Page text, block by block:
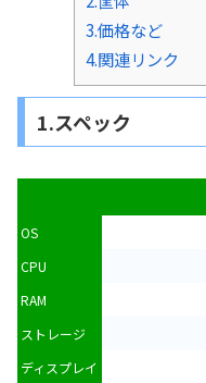
3.価格など
4.関連リンク
1.スペック
OS
CPU
RAM
ストレージ
ディスプレイ